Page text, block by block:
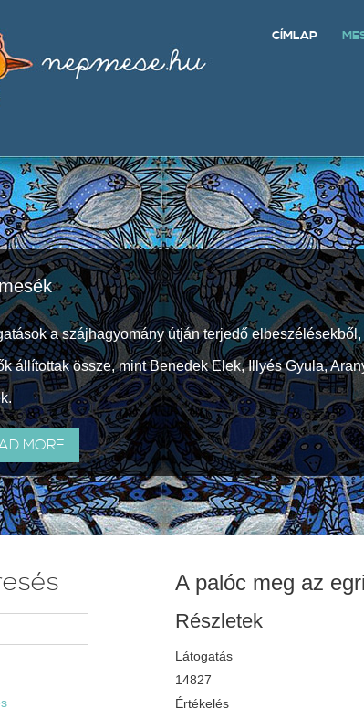
CÍMLAP
a szájhagyomány útján terjedő
állítottak össze, mint Benedek Elek, Illyés Gyula,
MORE
A palóc meg az
Részletek
Látogatás
14827
Értékelés